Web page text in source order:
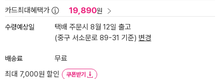
카드최대혜택가 19,890원
수령예상일
택배 주문시 8월 12일 출고
(중구 서소문로 89-31 기준) 변경
배송료
무료
최대 7,000원 할인
쿠폰받기